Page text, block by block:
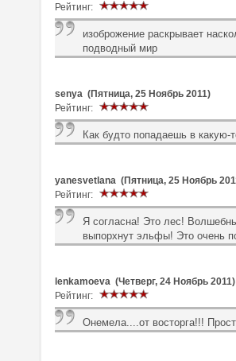
Рейтинг:
изоброжение раскрывает
подводный мир
senya (Пятница, 25 Ноябрь 2011)
Рейтинг:
Как будто попадаешь в какую-
yanesvetlana (Пятница, 25 Ноябрь
Рейтинг:
Я согласна! Это лес!
выпорхнут эльфы! Это очень
lenkamoeva (Четверг, 24 Ноябрь 2011)
Рейтинг:
Онемела....от восторга!!!